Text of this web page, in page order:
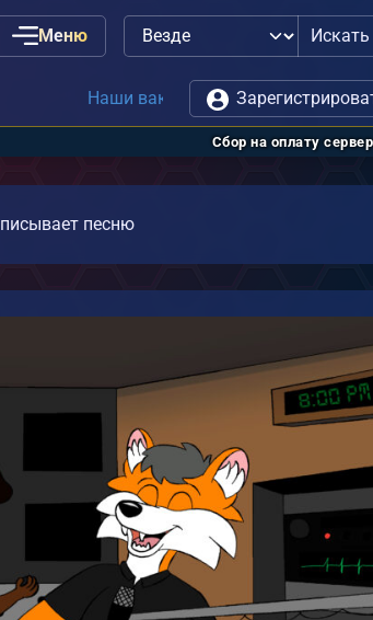
Меню
вакансииилисвязь с администрацией
Сбор на оплату
песню